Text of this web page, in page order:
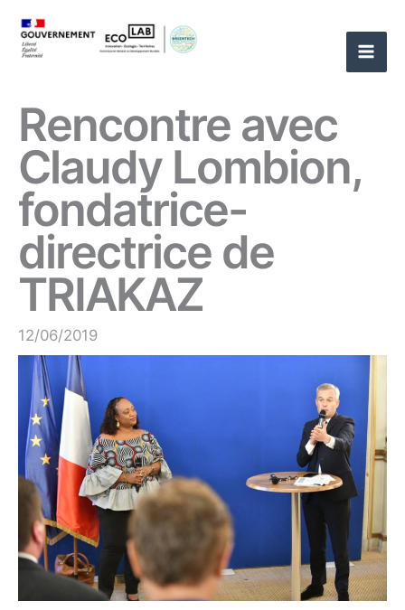
contenu
Rencontre avec
Claudy Lombion,
fondatrice-
directrice de
TRIAKAZ
12/06/2019